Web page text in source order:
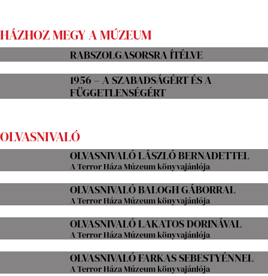
HÁZHOZ MEGY A MÚZEUM
RABSZOLGASORSRA ÍTÉLVE
1956 – A SZABADSÁGÉRT ÉS A
FÜGGETLENSÉGÉRT
OLVASNIVALÓ
OLVASNIVALÓ LÁSZLÓ BERNADETTEL
A Terror Háza Múzeum könyvajánlója
OLVASNIVALÓ BALOGH GÁBORRAL
A Terror Háza Múzeum könyvajánlója
OLVASNIVALÓ LAKATOS DORINÁVAL
A Terror Háza Múzeum könyvajánlója
OLVASNIVALÓ FARKAS SEBESTYÉNNEL
A Terror Háza Múzeum könyvajánlója